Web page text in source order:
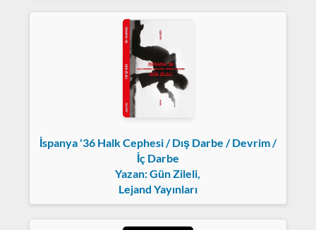
İspanya '36 Halk Cephesi / Dış Darbe / Devrim /
İç Darbe
Yazan: Gün Zileli,
Lejand Yayınları